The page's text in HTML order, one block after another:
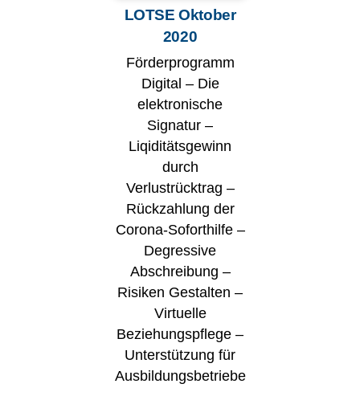
LOTSE Oktober
2020
Förderprogramm
Digital – Die
elektronische
Signatur –
Liqiditätsgewinn
durch
Verlustrücktrag –
Rückzahlung der
Corona-Soforthilfe –
Degressive
Abschreibung –
Risiken Gestalten –
Virtuelle
Beziehungspflege –
Unterstützung für
Ausbildungsbetriebe